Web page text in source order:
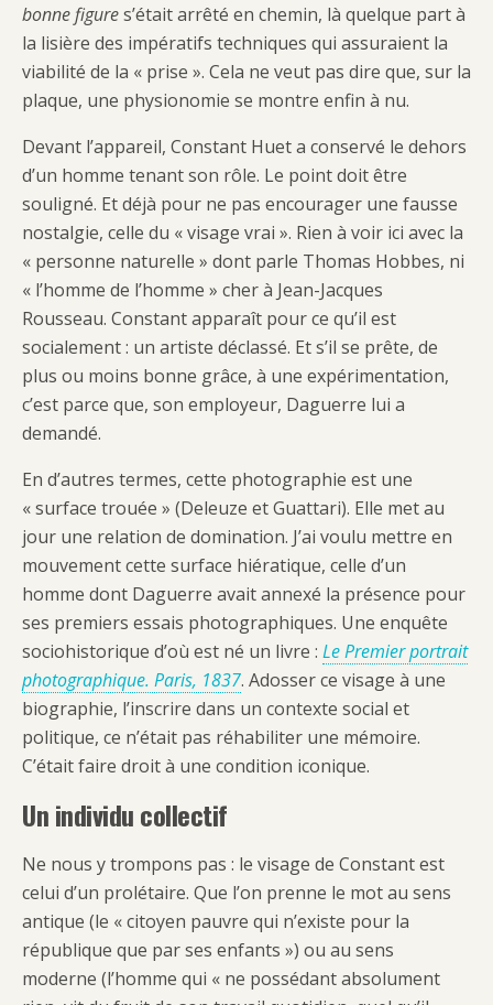
bonne figures’était arrêté en chemin, là quelque part à
la lisière des impératifs techniques qui assuraient la
viabilité de la « prise ». Cela ne veut pas dire que, sur la
plaque, une physionomie se montre enfin à nu.
Devant l’appareil, Constant Huet a conservé le dehors
d’un homme tenant son rôle. Le point doit être
souligné. Et déjà pour ne pas encourager une fausse
nostalgie, celle du « visage vrai ». Rien à voir ici avec la
« personne naturelle » dont parle Thomas Hobbes, ni
« l’homme de l’homme » cher à Jean-Jacques
Rousseau. Constant apparaît pour ce qu’il est
socialement : un artiste déclassé. Et s’il se prête, de
plus ou moins bonne grâce, à une expérimentation,
c’est parce que, son employeur, Daguerre lui a
demandé.
En d’autres termes, cette photographie est une
« surface trouée » (Deleuze et Guattari). Elle met au
jour une relation de domination. J’ai voulu mettre en
mouvement cette surface hiératique, celle d’un
homme dont Daguerre avait annexé la présence pour
ses premiers essais photographiques. Une enquête
sociohistorique d’où est né un livre : Le Premier portrait
photographique. Paris, 1837. Adosser ce visage à une
biographie, l’inscrire dans un contexte social et
politique, ce n’était pas réhabiliter une mémoire.
C’était faire droit à une condition iconique.
Un individu collectif
Ne nous y trompons pas : le visage de Constant est
celui d’un prolétaire. Que l’on prenne le mot au sens
antique (le « citoyen pauvre qui n’existe pour la
république que par ses enfants ») ou au sens
moderne (l’homme qui « ne possédant absolument